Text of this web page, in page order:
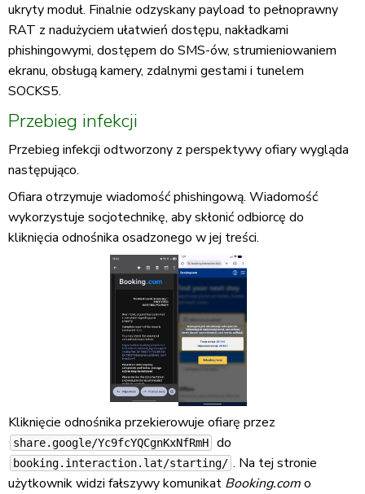
ukryty moduł. Finalnie odzyskany payload to pełnoprawny
RAT z nadużyciem ułatwień dostępu, nakładkami
phishingowymi, dostępem do SMS-ów, strumieniowaniem
ekranu, obsługą kamery, zdalnymi gestami i tunelem
SOCKS5.
Przebieg infekcji
Przebieg infekcji odtworzony z perspektywy ofiary wygląda
następująco.
Ofiara otrzymuje wiadomość phishingową. Wiadomość
wykorzystuje socjotechnikę, aby skłonić odbiorcę do
kliknięcia odnośnika osadzonego w jej treści.
Kliknięcie odnośnika przekierowuje ofiarę przez
share.google/Yc9fcYQCgnKxNfRmH do
booking.interaction.lat/starting/ . Na tej stronie
użytkownik widzi fałszywy komunikat Booking.como